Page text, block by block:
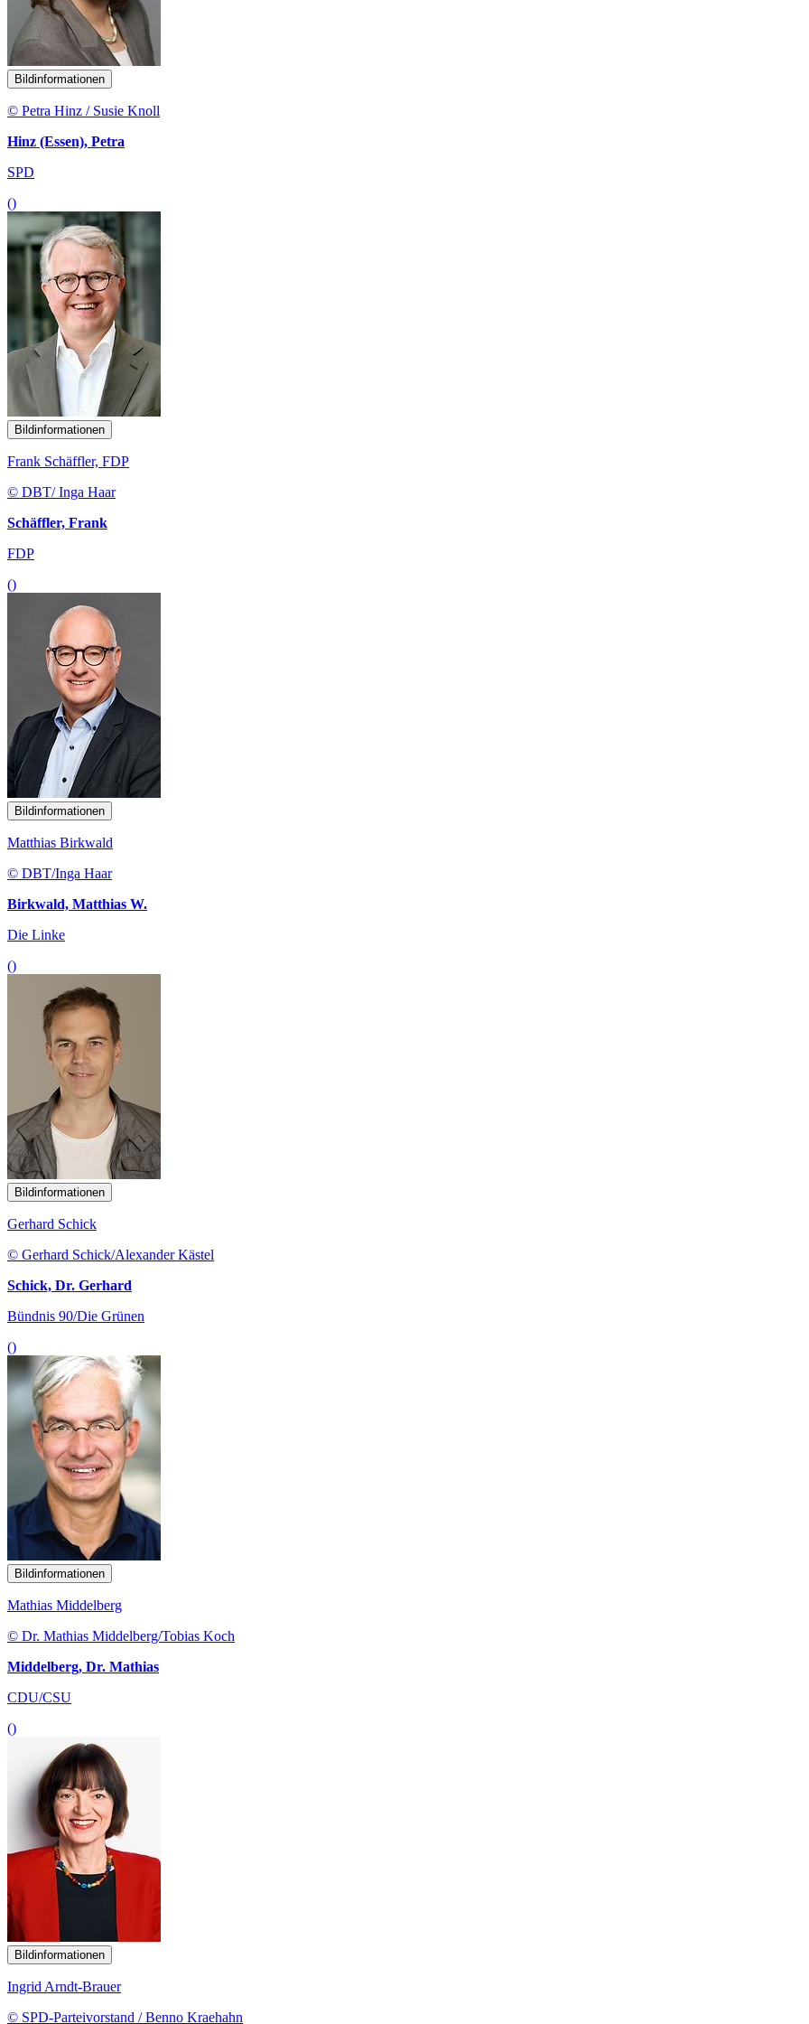
Bildinformationen
© Petra Hinz / Susie Knoll
Hinz (Essen), Petra
SPD
()
Bildinformationen
Frank Schäffler, FDP
© DBT/ Inga Haar
Schäffler, Frank
FDP
()
Bildinformationen
Matthias Birkwald
© DBT/Inga Haar
Birkwald, Matthias W.
Die Linke
()
Bildinformationen
Gerhard Schick
© Gerhard Schick/Alexander Kästel
Schick, Dr. Gerhard
Bündnis 90/Die Grünen
()
Bildinformationen
Mathias Middelberg
© Dr. Mathias Middelberg/Tobias Koch
Middelberg, Dr. Mathias
CDU/CSU
()
Bildinformationen
Ingrid Arndt-Brauer
© SPD-Parteivorstand / Benno Kraehahn